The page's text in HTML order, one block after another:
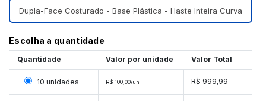
Dupla-Face Costurado - Base Plástica - Haste Inteira Curva
Escolha a quantidade
Quantidade Valor por unidade Valor Total
Selecionar 10 unidades
10 unidades R$ 100,00/un R$ 999,99